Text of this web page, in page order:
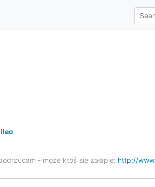
- może ktoś się załapie: http://